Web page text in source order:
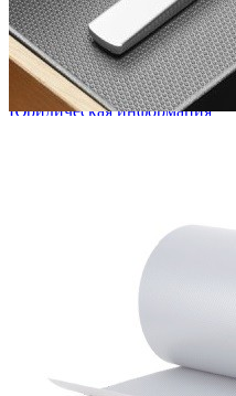
Сделано в Германии
Гарантия: 2 года
Информация
Юридическая информация